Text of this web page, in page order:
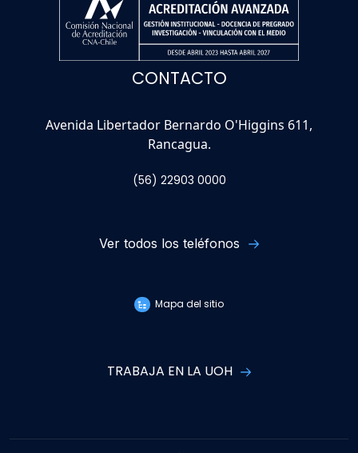
CONTACTO
Avenida Libertador Bernardo O'Higgins 611,
Rancagua.
(56) 22903 0000
Ver todos los teléfonos
Mapa del sitio
TRABAJA EN LA UOH